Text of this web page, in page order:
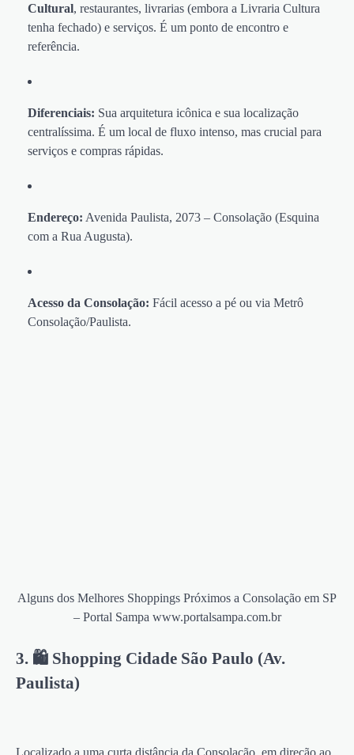
Cultural, restaurantes, livrarias (embora a Livraria Cultura
tenha fechado) e serviços. É um ponto de encontro e
referência.
Diferenciais: Sua arquitetura icônica e sua localização
centralíssima. É um local de fluxo intenso, mas crucial para
serviços e compras rápidas.
Endereço: Avenida Paulista, 2073 – Consolação (Esquina
com a Rua Augusta).
Acesso da Consolação: Fácil acesso a pé ou via Metrô
Consolação/Paulista.
Alguns dos Melhores Shoppings Próximos a Consolação em SP
– Portal Sampa www.portalsampa.com.br
3. 🛍️ Shopping Cidade São Paulo (Av.
Paulista)